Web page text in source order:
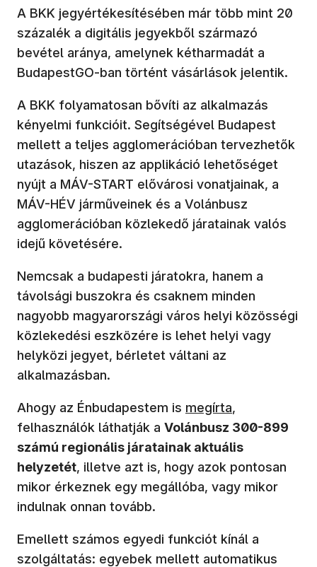
A BKK jegyértékesítésében már több mint 20
százalék a digitális jegyekből származó
bevétel aránya, amelynek kétharmadát a
BudapestGO-ban történt vásárlások jelentik.
A BKK folyamatosan bővíti az alkalmazás
kényelmi funkcióit. Segítségével Budapest
mellett a teljes agglomerációban tervezhetők
utazások, hiszen az applikáció lehetőséget
nyújt a MÁV-START elővárosi vonatjainak, a
MÁV-HÉV járműveinek és a Volánbusz
agglomerációban közlekedő járatainak valós
idejű követésére.
Nemcsak a budapesti járatokra, hanem a
távolsági buszokra és csaknem minden
nagyobb magyarországi város helyi közösségi
közlekedési eszközére is lehet helyi vagy
helyközi jegyet, bérletet váltani az
alkalmazásban.
Ahogy az Énbudapestem is (új ablakban nyílik
megírta,
felhasználók láthatják a Volánbusz 300-899
számú regionális járatainak aktuális
helyzetét, illetve azt is, hogy azok pontosan
mikor érkeznek egy megállóba, vagy mikor
indulnak onnan tovább.
Emellett számos egyedi funkciót kínál a
szolgáltatás: egyebek mellett automatikus